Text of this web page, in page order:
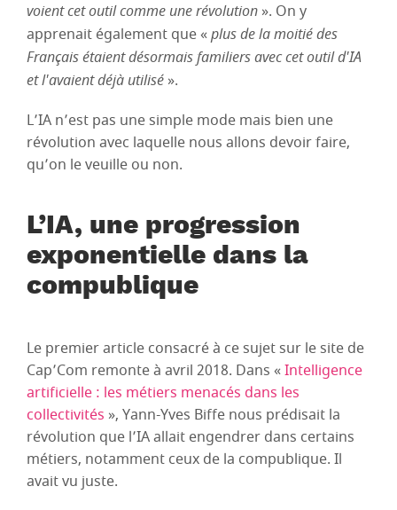
voient cet outil comme une révolution ». On y
apprenait également que «plus de la moitié des
Français étaient désormais familiers avec cet outil d'IA
et l'avaient déjà utilisé ».
L’IA n’est pas une simple mode mais bien une
révolution avec laquelle nous allons devoir faire,
qu’on le veuille ou non.
L’IA, une progression
exponentielle dans la
compublique
Le premier article consacré à ce sujet sur le site de
Cap’Com remonte à avril 2018. Dans «Intelligence
artificielle : les métiers menacés dans les
collectivités », Yann-Yves Biffe nous prédisait la
révolution que l’IA allait engendrer dans certains
métiers, notamment ceux de la compublique. Il
avait vu juste.